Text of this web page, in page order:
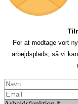
For at modtage vort
arbejdsplads, så vi